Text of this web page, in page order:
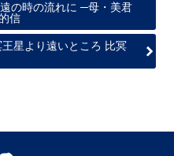
遠の時の流れに ─母・美君
信
王星より遠いところ 比冥